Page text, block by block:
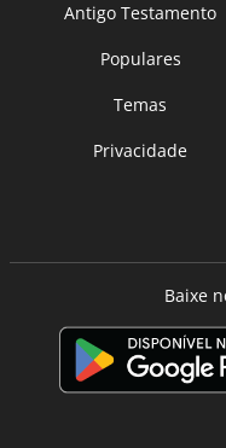
Antigo Testamento
Populares
Temas
Privacidade
Baixe